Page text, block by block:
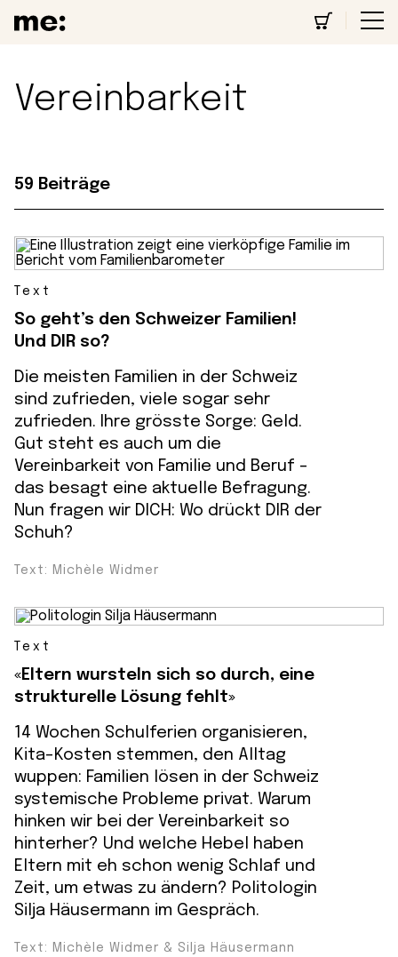
Vereinbarkeit
59 Beiträge
Text
So geht’s den Schweizer Familien!
Und DIR so?
Die meisten Familien in der Schweiz
sind zufrieden, viele sogar sehr
zufrieden. Ihre grösste Sorge: Geld.
Gut steht es auch um die
Vereinbarkeit von Familie und Beruf –
das besagt eine aktuelle Befragung.
Nun fragen wir DICH: Wo drückt DIR der
Schuh?
Text: Michèle Widmer
Text
«Eltern wursteln sich so durch, eine
strukturelle Lösung fehlt»
14 Wochen Schulferien organisieren,
Kita-Kosten stemmen, den Alltag
wuppen: Familien lösen in der Schweiz
systemische Probleme privat. Warum
hinken wir bei der Vereinbarkeit so
hinterher? Und welche Hebel haben
Eltern mit eh schon wenig Schlaf und
Zeit, um etwas zu ändern? Politologin
Silja Häusermann im Gespräch.
Text: Michèle Widmer & Silja Häusermann